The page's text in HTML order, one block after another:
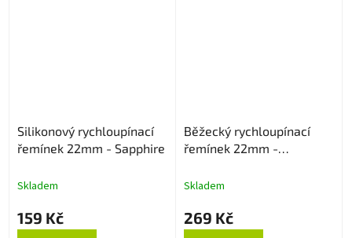
Silikonový rychloupínací
řemínek 22mm - Sapphire
Skladem
159 Kč
Běžecký rychloupínací
řemínek 22mm -
Skladem
269 Kč